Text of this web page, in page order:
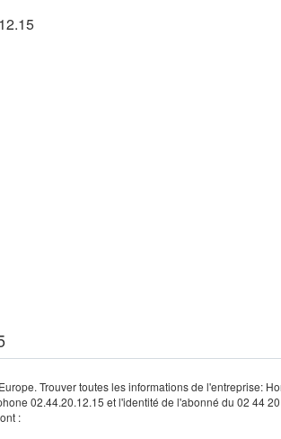
Trouver toutes les informations de l'entreprise:
02.44.20.12.15 et l'identité de l'abonné du 02 44
: